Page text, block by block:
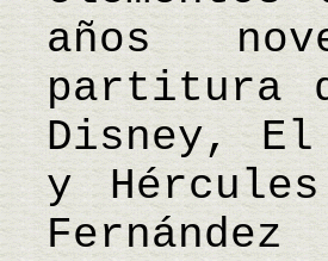
años
partitura
Disney, El
y
Fernández